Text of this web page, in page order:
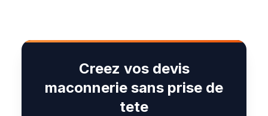
Creez vos devis
maconnerie sans prise de
tete